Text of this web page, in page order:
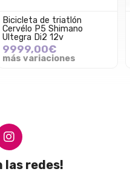
Bicicleta de triatlón
Cervélo P5 Shimano
Ultegra Di2 12v
9999,00€
más variaciones
las redes!